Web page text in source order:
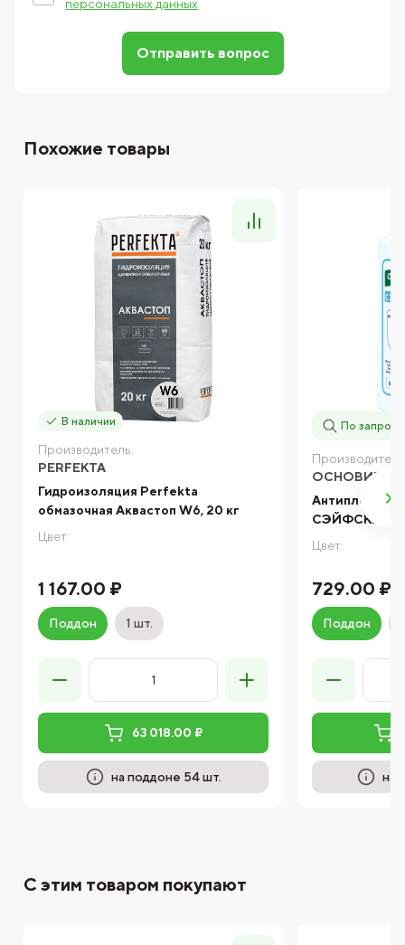
персональных данных
Отправить вопрос
Похожие товары
В наличии
Производитель:
PERFEKTA
Гидроизоляция Perfekta
обмазочная Аквастоп W6, 20 кг
Цвет:
1 167.00 ₽
Поддон 1 шт.
63 018.00 ₽
на поддоне 54 шт.
По запросу
ОСНОВИТ
Антиплесень
СЭЙФСКРИН
Цвет:
729.00 ₽
Поддон
на
С этим товаром покупают